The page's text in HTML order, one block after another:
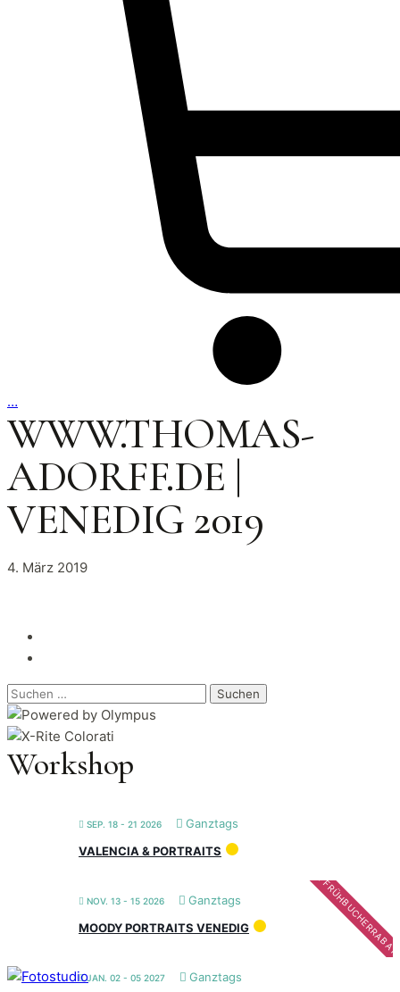
…
WWW.THOMAS-
ADORFF.DE |
VENEDIG 2019
4. März 2019
Suchen
nach:
Workshop
SEP. 18 - 21 2026
Ganztags
VALENCIA & PORTRAITS
NOV. 13 - 15 2026 Ganztags
MOODY PORTRAITS VENEDIG
JAN. 02 - 05 2027 Ganztags